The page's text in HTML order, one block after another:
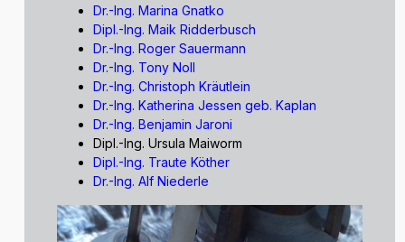
Dr.-Ing. Marina Gnatko
Dipl.-Ing. Maik Ridderbusch
Dr.-Ing. Roger Sauermann
Dr.-Ing. Tony Noll
Dr.-Ing. Christoph Kräutlein
Dr.-Ing. Katherina Jessen geb. Kaplan
Dr.-Ing. Benjamin Jaroni
Dipl.-Ing. Ursula Maiworm
Dipl.-Ing. Traute Köther
Dr.-Ing. Alf Niederle